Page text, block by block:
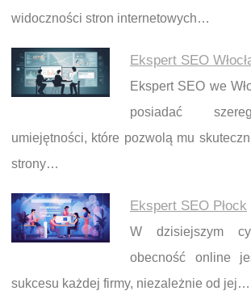
widoczności stron internetowych…
Ekspert SEO
Ekspert SEO we
posiadać
umiejętności, które pozwolą mu
strony…
Ekspert SEO Płock
W dzisiejszym
obecność online
sukcesu każdej firmy, niezależnie od jej…